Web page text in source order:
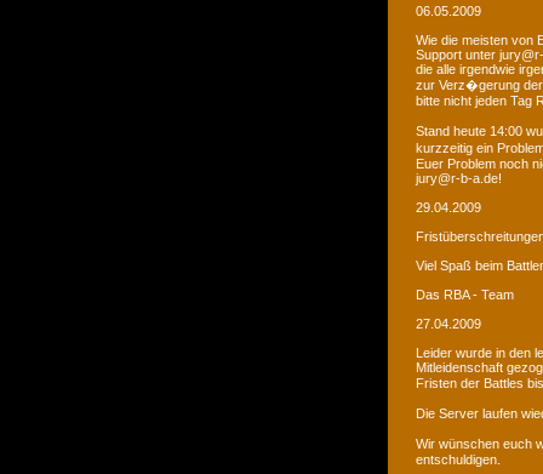
06.05.2009
Wie die meisten von
Support unter
die alle irgendwie
zur Verz�gerung der
bitte nicht jeden Tag
Stand heute 14:00
kurzzeitig ein
Euer Problem noch
jury@r-b-a.de!
29.04.2009
Viel Spaß beim
Das RBA - Team
27.04.2009
Leider wurde in den
Mitleidenschaft
Fristen der Battles
Die Server laufen
Wir wünschen euch
entschuldigen.